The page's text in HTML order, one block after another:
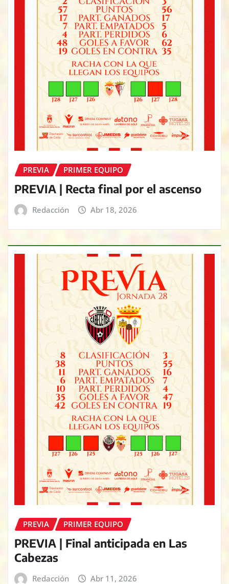
PREVIA PRIMER EQUIPO
PREVIA | Recta final por el ascenso
Redacción Abr 18, 2026
PREVIA PRIMER EQUIPO
PREVIA | Final anticipada en Las
Cabezas
Redacción Abr 11, 2026